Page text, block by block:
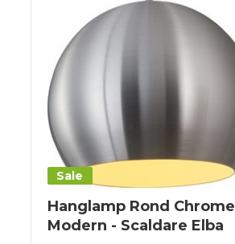
Sale
Hanglamp Rond Chrome
Modern - Scaldare Elba